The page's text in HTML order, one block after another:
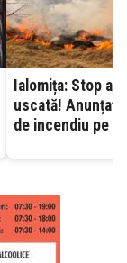
Ialomița: Stop
uscată! Anunțați
de incendiu pe